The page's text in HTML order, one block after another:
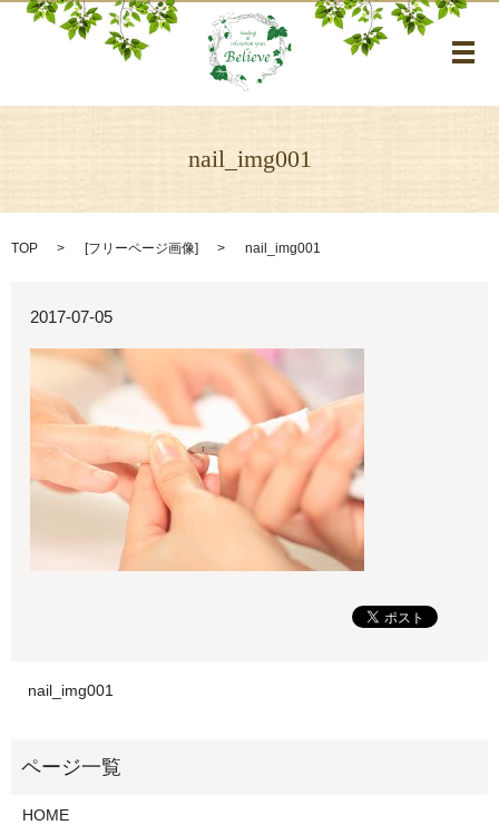
メ
nail_img001
TOP [フリーページ画像] nail_img001
2017-07-05
nail_img001
HOME